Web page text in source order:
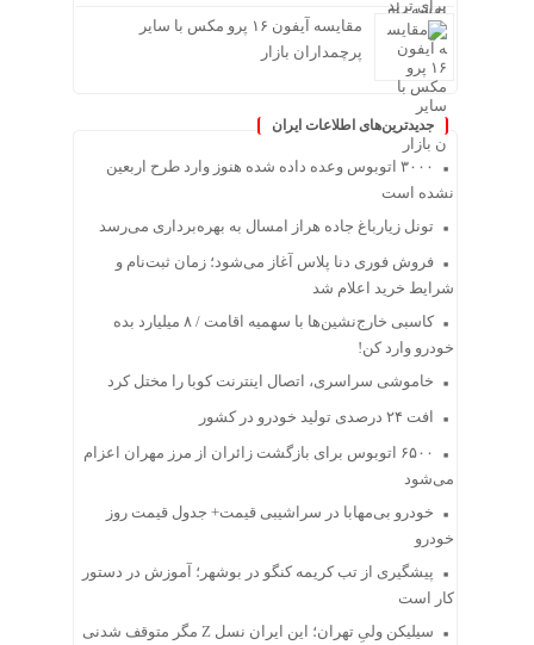
مقایسه آیفون ۱۶ پرو مکس با سایر
پرچمداران بازار
جدیدترین‌های اطلاعات ایران
۳۰۰۰ اتوبوس وعده داده شده هنوز وارد طرح اربعین
نشده است
تونل زیارباغ جاده هراز امسال به بهره‌برداری می‌رسد
فروش فوری دنا پلاس آغاز می‌شود؛ زمان ثبت‌نام و
شرایط خرید اعلام شد
کاسبی خارج‌نشین‌ها با سهمیه اقامت / ۸ میلیارد بده
خودرو وارد کن!
خاموشی سراسری، اتصال اینترنت کوبا را مختل کرد
افت ۲۴ درصدی تولید خودرو در کشور
۶۵۰۰ اتوبوس برای بازگشت زائران از مرز مهران اعزام
می‌شود
خودرو بی‌مهابا در سراشیبی قیمت+ جدول قیمت روز
خودرو
پیشگیری از تب کریمه کنگو در بوشهر؛ آموزش در دستور
کار است
سیلیکن ولیِ تهران؛ این ایران نسل Z مگر متوقف شدنی